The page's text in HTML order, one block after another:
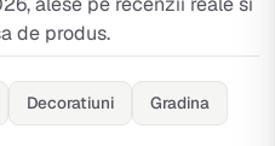
de produs.
Decoratiuni Gradina